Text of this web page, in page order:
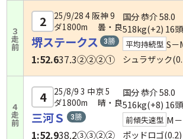
３走前
2
25/9/28 4 阪神 9
ダ1800m 曇・良
堺ステークス
1:52.637.3②②②①
国分 恭介58.0
518kg(+2) 16
平均持続型 S－
シュラザック
４走前
4
25/8/9 3 中京 5
ダ1800m 晴・良
三河Ｓ
1:52.938.2③③②②
国分 恭介58.0
516kg(+8) 16
前傾失速型 M
ポッドロゴ(0.2)